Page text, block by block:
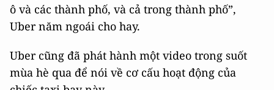
ô và các thành phố, và cả trong thành phố”,
Uber năm ngoái cho hay.
Uber cũng đã phát hành một video trong suốt
mùa hè qua để nói về cơ cấu hoạt động của